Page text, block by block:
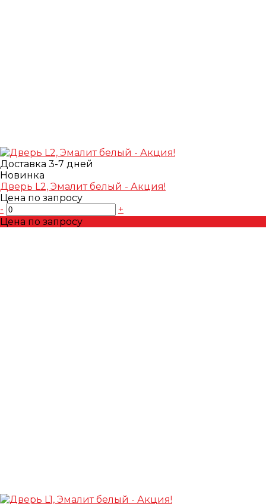
Доставка 3-7 дней
Новинка
Дверь L2, Эмалит белый - Акция!
Цена по запросу
-
+
Цена по запросу